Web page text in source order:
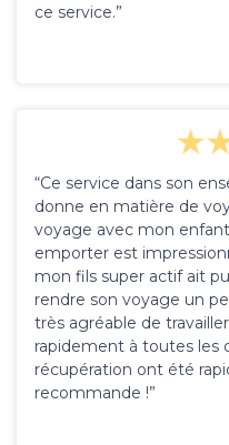
ce service.”
“Ce service dans son
donne en matière de
voyage avec mon
emporter est
mon fils super actif ait
rendre son voyage un
très agréable de
rapidement à toutes les
récupération ont été
recommande !”